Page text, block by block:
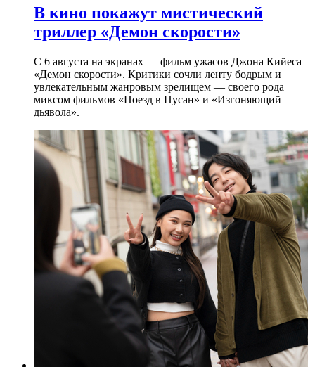
В кино покажут мистический
триллер «Демон скорости»
С 6 августа на экранах — фильм ужасов Джона Кийеса
«Демон скорости». Критики сочли ленту бодрым и
увлекательным жанровым зрелищeм — своего рода
миксом фильмов «Поезд в Пусан» и «Изгоняющий
дьявола».